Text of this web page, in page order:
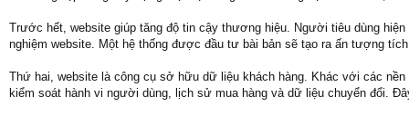
Trước hết, website giúp tăng độ tin cậy thương hiệu. Người tiêu dùng
nghiệm website. Một hệ thống được đầu tư bài bản sẽ tạo ra ấn tượng
Thứ hai, website là công cụ sở hữu dữ liệu khách hàng. Khác với các
kiểm soát hành vi người dùng, lịch sử mua hàng và dữ liệu chuyển đổi.